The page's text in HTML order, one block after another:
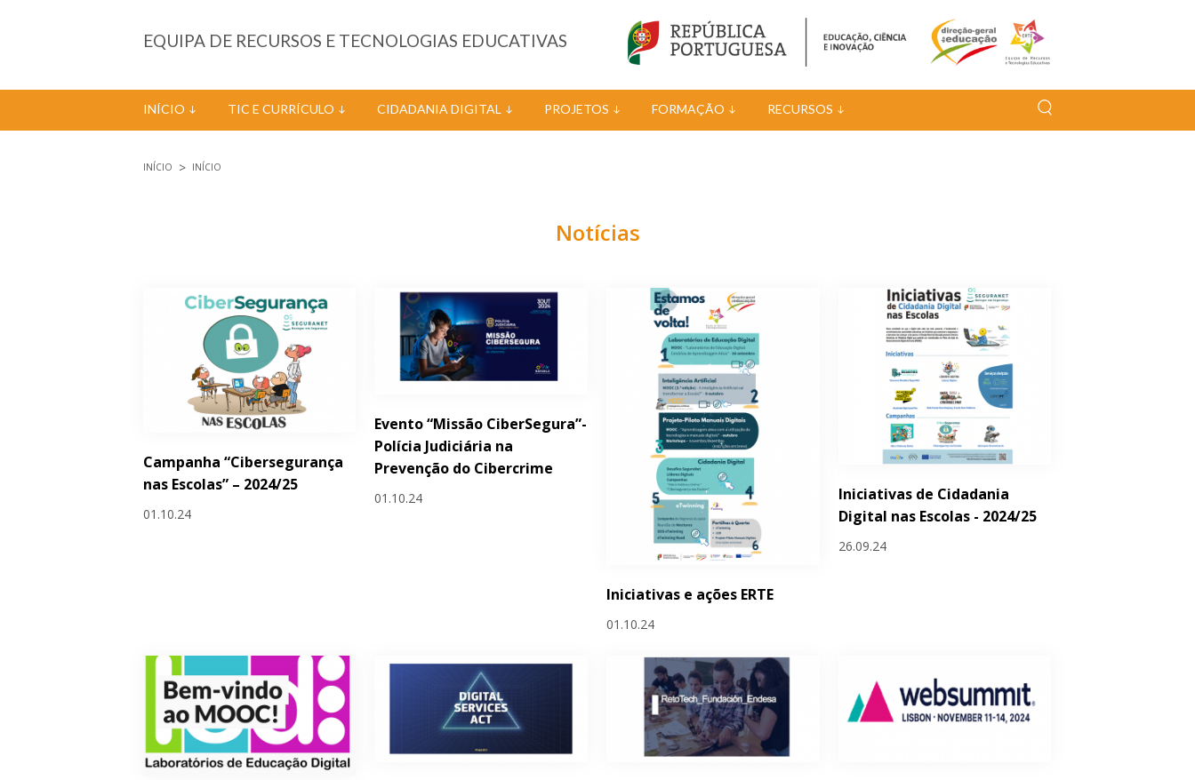
EQUIPA DE RECURSOS E TECNOLOGIAS EDUCATIVAS
INÍCIO TIC E CURRÍCULO CIDADANIA DIGITAL PROJETOS FORMAÇÃO RECURSOS
INÍCIO INÍCIO
Notícias
Campanha “Cibersegurança
nas Escolas” – 2024/25
01.10.24
Evento “Missão CiberSegura”-
Polícia Judiciária na
Prevenção do Cibercrime
01.10.24
Iniciativas e ações ERTE
01.10.24
Iniciativas de Cidadania
Digital nas Escolas - 2024/25
26.09.24
Páginas